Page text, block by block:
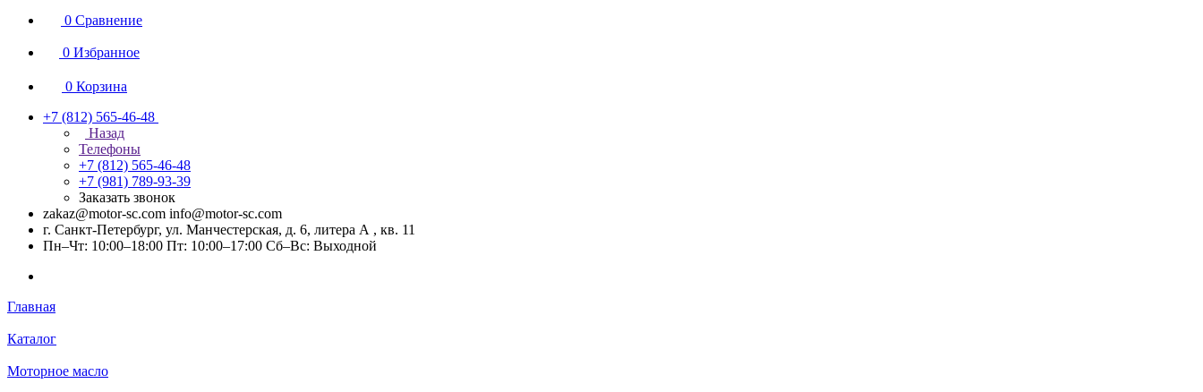
0 Сравнение
0 Избранное
0 Корзина
+7 (812) 565-46-48
Назад
Телефоны
+7 (812) 565-46-48
+7 (981) 789-93-39
Заказать звонок
zakaz@motor-sc.com info@motor-sc.com
г. Санкт-Петербург, ул. Манчестерская, д. 6, литера А , кв. 11
Пн–Чт: 10:00–18:00 Пт: 10:00–17:00 Сб–Вс: Выходной
Главная
Каталог
Моторное масло